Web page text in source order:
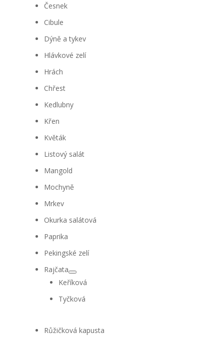
Česnek
Cibule
Dýně a tykev
Hlávkové zelí
Hrách
Chřest
Kedlubny
Křen
Květák
Listový salát
Mangold
Mochyně
Mrkev
Okurka salátová
Paprika
Pekingské zelí
Rajčata
Keříková
Tyčková
Růžičková kapusta